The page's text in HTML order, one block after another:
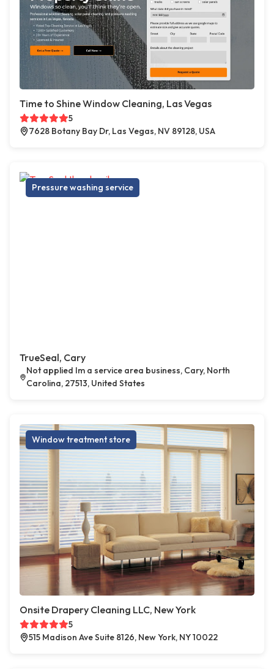
Time to Shine Window Cleaning, Las Vegas
5
7628 Botany Bay Dr, Las Vegas, NV 89128, USA
Pressure washing service
TrueSeal, Cary
Not applied Im a service area business, Cary, North
Carolina, 27513, United States
Window treatment store
Onsite Drapery Cleaning LLC, New York
5
515 Madison Ave Suite 8126, New York, NY 10022